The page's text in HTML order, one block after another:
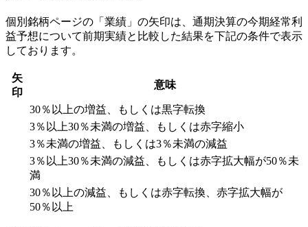
個別銘柄ページの「業績」の矢印は、通期決算の今期経常利
益予想について前期実績と比較した結果を下記の条件で表示
しております。
矢
印
意味
30％以上の増益、もしくは黒字転換
3％以上30％未満の増益、もしくは赤字縮小
3％未満の増益、もしくは3％未満の減益
3％以上30％未満の減益、もしくは赤字拡大幅が50％未
満
30％以上の減益、もしくは赤字転換、赤字拡大幅が
50％以上